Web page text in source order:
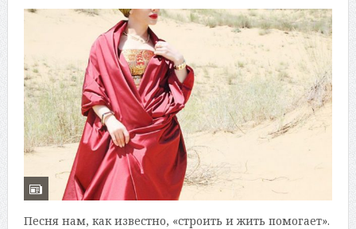
Песня нам, как известно, «строить и жить помогает».